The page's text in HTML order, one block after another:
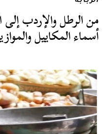
من الرطل والإردب إلى
أسماء المكاييل